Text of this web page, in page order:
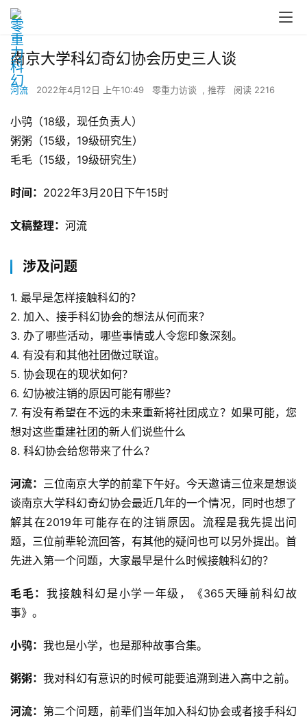
南京大学科幻奇幻协会历史三人谈
河流 2022年4月12日 上午10:49 零重力访谈 , 推荐 阅读 2216
小鸮（18级，现任负责人）
粥粥（15级，19级研究生）
毛毛（15级，19级研究生）
时间： 2022年3月20日下午15时
文稿整理： 河流
涉及问题
1. 最早是怎样接触科幻的？
2. 加入、接手科幻协会的想法从何而来？
3. 办了哪些活动，哪些事情或人令您印象深刻。
4. 有没有和其他社团做过联谊。
5. 协会现在的现状如何？
6. 幻协被注销的原因可能有哪些？
7. 有没有希望在不远的未来重新将社团成立？如果可能，您
想对这些重建社团的新人们说些什么
8. 科幻协会给您带来了什么？
河流： 三位南京大学的前辈下午好。今天邀请三位来是想谈
谈南京大学科幻奇幻协会最近几年的一个情况，同时也想了
解其在2019年可能存在的注销原因。流程是我先提出问
题，三位前辈轮流回答，有其他的疑问也可以另外提出。首
先进入第一个问题，大家最早是什么时候接触科幻的？
毛毛： 我接触科幻是小学一年级，《365天睡前科幻故
事》。
小鸮： 我也是小学，也是那种故事合集。
粥粥： 我对科幻有意识的时候可能要追溯到进入高中之前。
河流： 第二个问题，前辈们当年加入科幻协会或者接手科幻